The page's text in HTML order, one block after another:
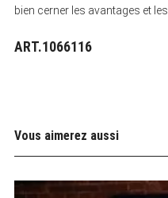
bien cerner les avantages et
ART.1066116
Vous aimerez aussi